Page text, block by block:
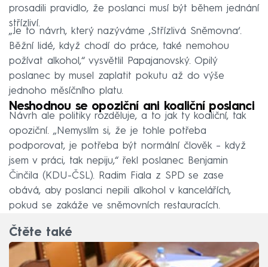
prosadili pravidlo, že poslanci musí být během jednání
střízliví.
„Je to návrh, který nazýváme ‚Střízlivá Sněmovna‘.
Běžní lidé, když chodí do práce, také nemohou
požívat alkohol,“ vysvětlil Papajanovský. Opilý
poslanec by musel zaplatit pokutu až do výše
jednoho měsíčního platu.
Neshodnou se opoziční ani koaliční poslanci
Návrh ale politiky rozděluje, a to jak ty koaliční, tak
opoziční. „Nemyslím si, že je tohle potřeba
podporovat, je potřeba být normální člověk – když
jsem v práci, tak nepiju,“ řekl poslanec Benjamin
Činčila (KDU-ČSL). Radim Fiala z SPD se zase
obává, aby poslanci nepili alkohol v kancelářích,
pokud se zakáže ve sněmovních restauracích.
Čtěte také